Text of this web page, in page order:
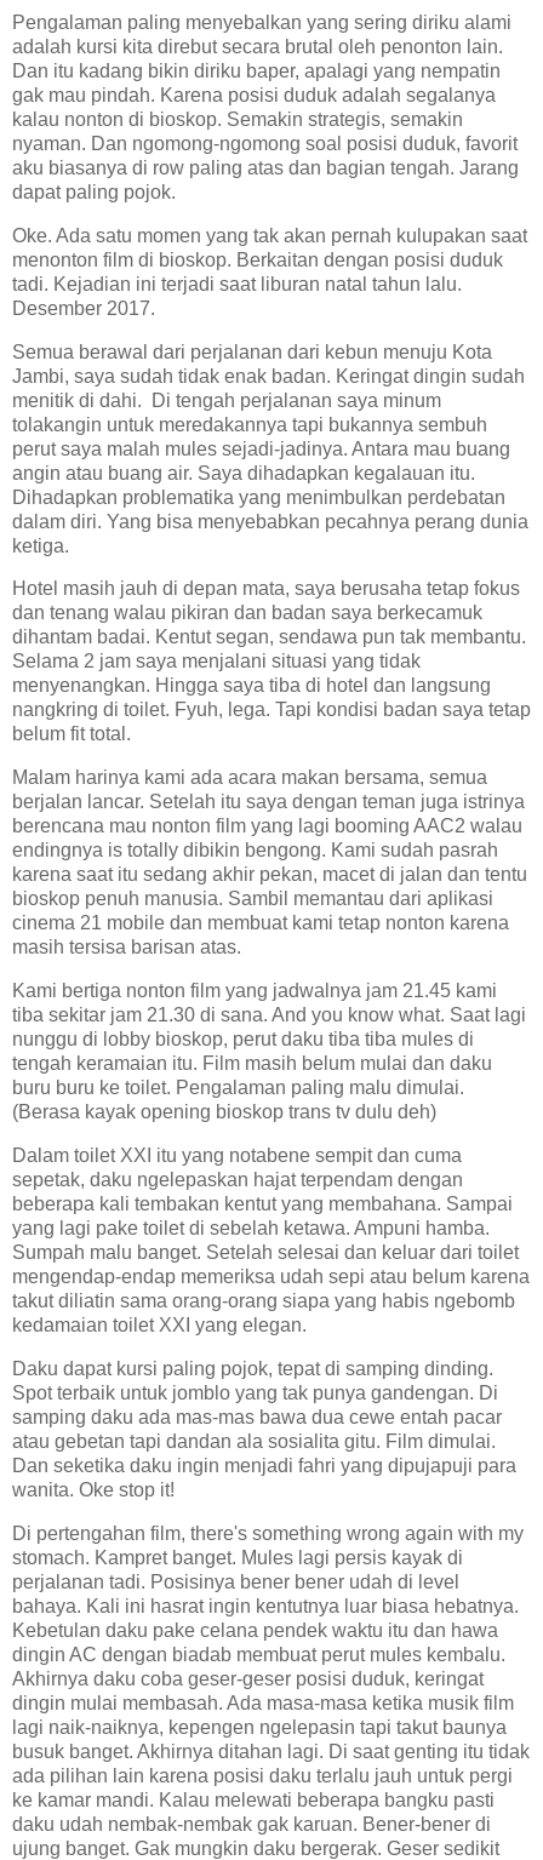
Pengalaman paling menyebalkan yang sering diriku alami
adalah kursi kita direbut secara brutal oleh penonton lain.
Dan itu kadang bikin diriku baper, apalagi yang nempatin
gak mau pindah. Karena posisi duduk adalah segalanya
kalau nonton di bioskop. Semakin strategis, semakin
nyaman. Dan ngomong-ngomong soal posisi duduk, favorit
aku biasanya di row paling atas dan bagian tengah. Jarang
dapat paling pojok.
Oke. Ada satu momen yang tak akan pernah kulupakan saat
menonton film di bioskop. Berkaitan dengan posisi duduk
tadi. Kejadian ini terjadi saat liburan natal tahun lalu.
Desember 2017.
Semua berawal dari perjalanan dari kebun menuju Kota
Jambi, saya sudah tidak enak badan. Keringat dingin sudah
menitik di dahi. Di tengah perjalanan saya minum
tolakangin untuk meredakannya tapi bukannya sembuh
perut saya malah mules sejadi-jadinya. Antara mau buang
angin atau buang air. Saya dihadapkan kegalauan itu.
Dihadapkan problematika yang menimbulkan perdebatan
dalam diri. Yang bisa menyebabkan pecahnya perang dunia
ketiga.
Hotel masih jauh di depan mata, saya berusaha tetap fokus
dan tenang walau pikiran dan badan saya berkecamuk
dihantam badai. Kentut segan, sendawa pun tak membantu.
Selama 2 jam saya menjalani situasi yang tidak
menyenangkan. Hingga saya tiba di hotel dan langsung
nangkring di toilet. Fyuh, lega. Tapi kondisi badan saya tetap
belum fit total.
Malam harinya kami ada acara makan bersama, semua
berjalan lancar. Setelah itu saya dengan teman juga istrinya
berencana mau nonton film yang lagi booming AAC2 walau
endingnya is totally dibikin bengong. Kami sudah pasrah
karena saat itu sedang akhir pekan, macet di jalan dan tentu
bioskop penuh manusia. Sambil memantau dari aplikasi
cinema 21 mobile dan membuat kami tetap nonton karena
masih tersisa barisan atas.
Kami bertiga nonton film yang jadwalnya jam 21.45 kami
tiba sekitar jam 21.30 di sana. And you know what. Saat lagi
nunggu di lobby bioskop, perut daku tiba tiba mules di
tengah keramaian itu. Film masih belum mulai dan daku
buru buru ke toilet. Pengalaman paling malu dimulai.
(Berasa kayak opening bioskop trans tv dulu deh)
Dalam toilet XXI itu yang notabene sempit dan cuma
sepetak, daku ngelepaskan hajat terpendam dengan
beberapa kali tembakan kentut yang membahana. Sampai
yang lagi pake toilet di sebelah ketawa. Ampuni hamba.
Sumpah malu banget. Setelah selesai dan keluar dari toilet
mengendap-endap memeriksa udah sepi atau belum karena
takut diliatin sama orang-orang siapa yang habis ngebomb
kedamaian toilet XXI yang elegan.
Daku dapat kursi paling pojok, tepat di samping dinding.
Spot terbaik untuk jomblo yang tak punya gandengan. Di
samping daku ada mas-mas bawa dua cewe entah pacar
atau gebetan tapi dandan ala sosialita gitu. Film dimulai.
Dan seketika daku ingin menjadi fahri yang dipujapuji para
wanita. Oke stop it!
Di pertengahan film, there's something wrong again with my
stomach. Kampret banget. Mules lagi persis kayak di
perjalanan tadi. Posisinya bener bener udah di level
bahaya. Kali ini hasrat ingin kentutnya luar biasa hebatnya.
Kebetulan daku pake celana pendek waktu itu dan hawa
dingin AC dengan biadab membuat perut mules kembalu.
Akhirnya daku coba geser-geser posisi duduk, keringat
dingin mulai membasah. Ada masa-masa ketika musik film
lagi naik-naiknya, kepengen ngelepasin tapi takut baunya
busuk banget. Akhirnya ditahan lagi. Di saat genting itu tidak
ada pilihan lain karena posisi daku terlalu jauh untuk pergi
ke kamar mandi. Kalau melewati beberapa bangku pasti
daku udah nembak-nembak gak karuan. Bener-bener di
ujung banget. Gak mungkin daku bergerak. Geser sedikit